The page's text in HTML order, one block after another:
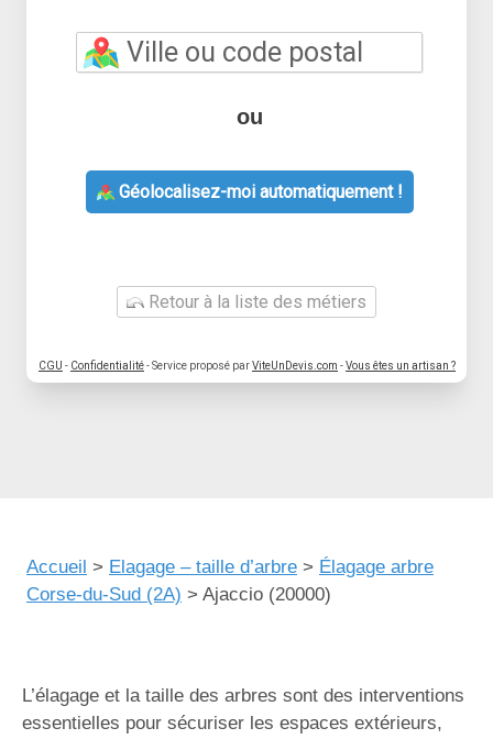
ou
Géolocalisez-moi automatiquement !
Retour à la liste des métiers
CGU - Confidentialité- Service proposé parViteUnDevis.com -Vous êtes un artisan ?
Accueil > Elagage – taille d’arbre > Élagage arbre
Corse-du-Sud (2A) > Ajaccio (20000)
L’élagage et la taille des arbres sont des interventions
essentielles pour sécuriser les espaces extérieurs,